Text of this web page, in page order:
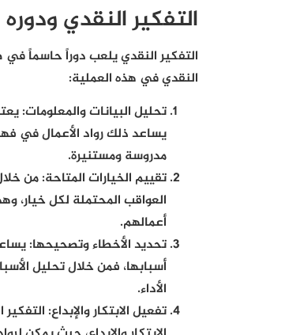
التفكير النقدي
التفكير النقدي يلعب دوراً حاسماً
النقدي في هذه العملية:
تحليل البيانات والمعلومات:
يساعد ذلك رواد الأعمال في
مدروسة ومستنيرة.
تقييم الخيارات المتاحة:من
العواقب المحتملة لكل خيار،
أعمالهم.
تحديد الأخطاء وتصحيحها:
أسبابها، فمن خلال تحليل
الأداء.
تفعيل الابتكار والإبداع: